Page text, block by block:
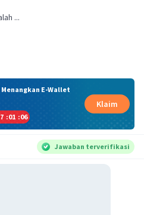
...
E-Wallet
:01 :05
Klaim
Jawaban terverifikasi